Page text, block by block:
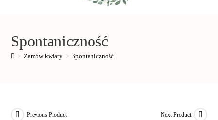
Spontaniczność
> Zamów kwiaty > Spontaniczność
Previous Product Next Product